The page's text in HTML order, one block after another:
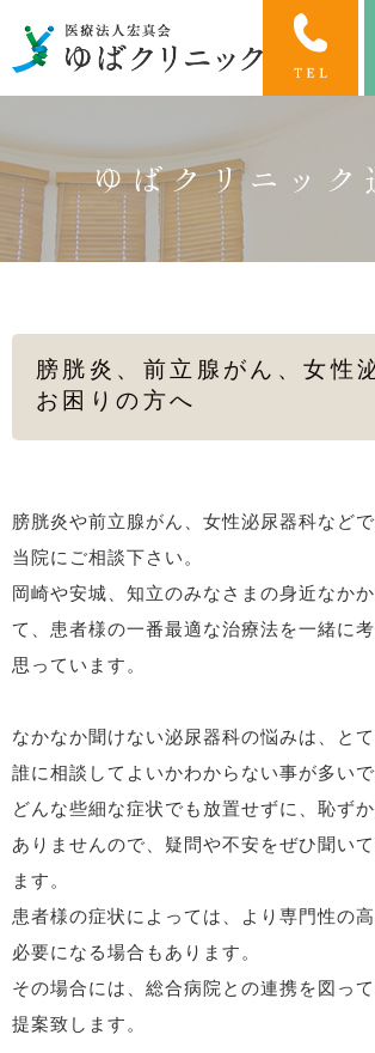
ゆばクリニック
膀胱炎、前立腺がん、女性
お困りの方へ
膀胱炎や前立腺がん、女性泌尿器科などで
当院にご相談下さい。
岡崎や安城、知立のみなさまの身近なか
て、患者様の一番最適な治療法を一緒に
思っています。
なかなか聞けない泌尿器科の悩みは、と
誰に相談してよいかわからない事が多いで
どんな些細な症状でも放置せずに、恥ず
ありませんので、疑問や不安をぜひ聞い
ます。
患者様の症状によっては、より専門性の
必要になる場合もあります。
その場合には、総合病院との連携を図っ
提案致します。